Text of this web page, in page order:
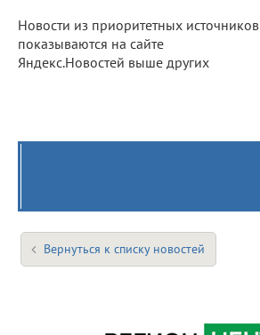
Новости из приоритетных источников
показываются на сайте
Яндекс.Новостей выше других
Вернуться к списку новостей